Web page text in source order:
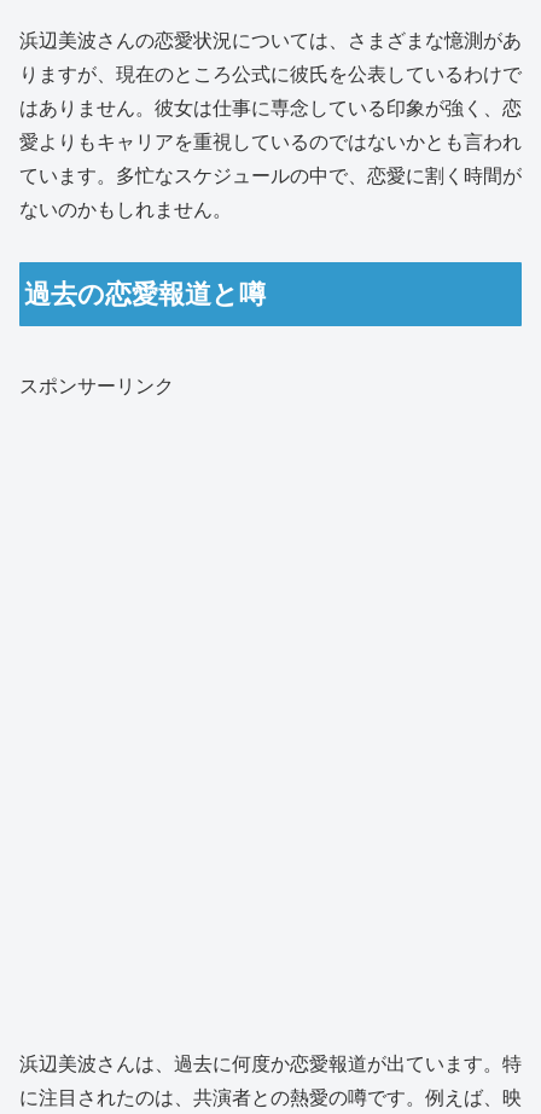
浜辺美波さんの恋愛状況については、さまざまな憶測があ
りますが、現在のところ公式に彼氏を公表しているわけで
はありません。彼女は仕事に専念している印象が強く、恋
愛よりもキャリアを重視しているのではないかとも言われ
ています。多忙なスケジュールの中で、恋愛に割く時間が
ないのかもしれません。
過去の恋愛報道と噂
スポンサーリンク
浜辺美波さんは、過去に何度か恋愛報道が出ています。特
に注目されたのは、共演者との熱愛の噂です。例えば、映